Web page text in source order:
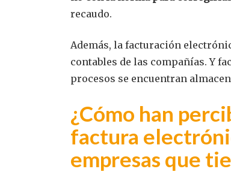
recaudo.
Además, la facturación
contables de las compañías. Y
procesos se encuentran
¿Cómo han
factura
empresas que